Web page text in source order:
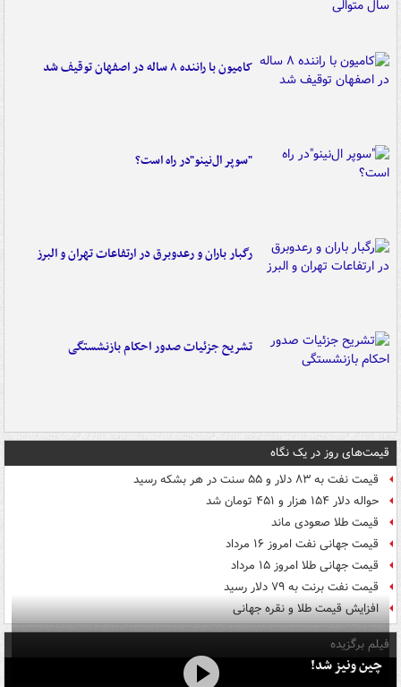
کامیون با راننده ۸ ساله در اصفهان توقیف شد
"سوپر ال‌نینو"در راه است؟
رگبار باران و رعدوبرق در ارتفاعات تهران و البرز
تشریح جزئیات صدور احکام بازنشستگی
قیمت‌های روز در یک نگاه
قیمت نفت به ۸۳ دلار و ۵۵ سنت در هر بشکه رسید
حواله دلار ۱۵۴ هزار و ۴۵۱ تومان شد
قیمت طلا صعودی ماند
قیمت جهانی نفت امروز ۱۶ مرداد
قیمت جهانی طلا امروز ۱۵ مرداد
قیمت نفت برنت به ۷۹ دلار رسید
افزایش قیمت طلا و نقره جهانی
فیلم برگزیده
چین ونیز شد!